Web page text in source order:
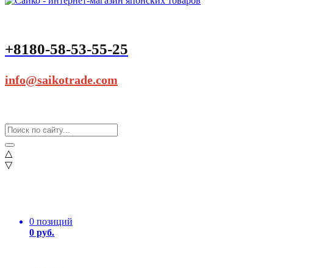
+8180-58-53-55-25
info@saikotrade.com
△
▽
0 позиций
0 руб.